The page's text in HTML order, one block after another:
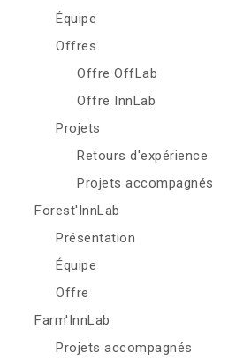
Équipe
Offres
Offre OffLab
Offre InnLab
Projets
Retours d'expérience
Projets accompagnés
Forest'InnLab
Présentation
Équipe
Offre
Farm'InnLab
Projets accompagnés